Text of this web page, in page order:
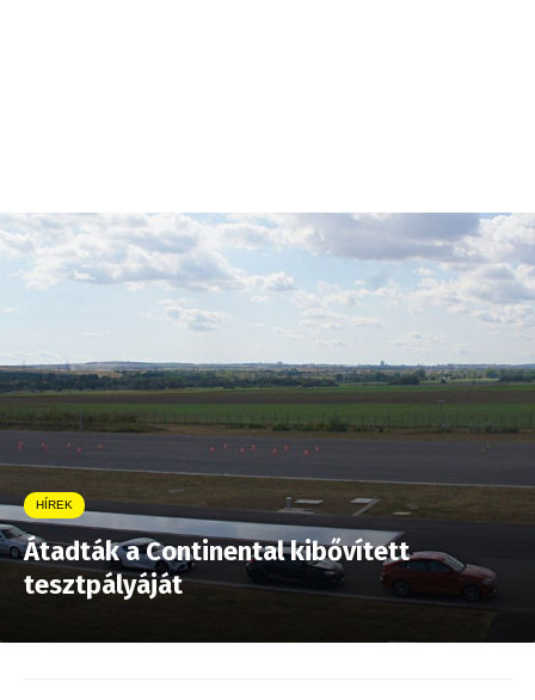
HÍREK
Átadták a Continental kibővített
tesztpályáját